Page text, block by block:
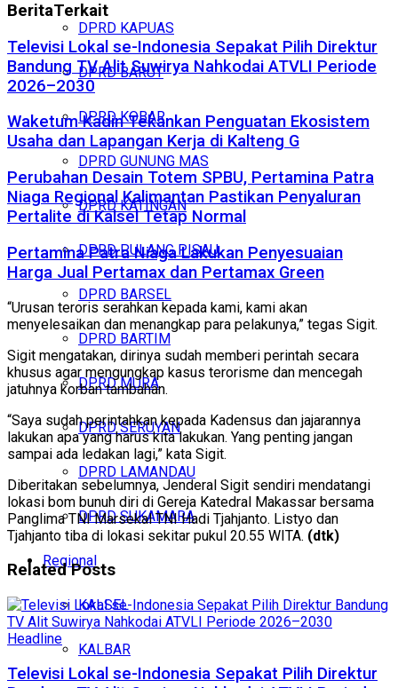
DPRD KAPUAS
DPRD BARUT
DPRD KOBAR
DPRD GUNUNG MAS
DPRD KATINGAN
DPRD PULANG PISAU
DPRD BARSEL
DPRD BARTIM
DPRD MURA
DPRD SERUYAN
DPRD LAMANDAU
DPRD SUKAMARA
Regional
KALSEL
KALBAR
BeritaTerkait
Televisi Lokal se-Indonesia Sepakat Pilih Direktur
Bandung TV Alit Suwirya Nahkodai ATVLI Periode
2026–2030
Waketum Kadin Tekankan Penguatan Ekosistem
Usaha dan Lapangan Kerja di Kalteng G
Perubahan Desain Totem SPBU, Pertamina Patra
Niaga Regional Kalimantan Pastikan Penyaluran
Pertalite di Kalsel Tetap Normal
Pertamina Patra Niaga Lakukan Penyesuaian
Harga Jual Pertamax dan Pertamax Green
“Urusan teroris serahkan kepada kami, kami akan
menyelesaikan dan menangkap para pelakunya,” tegas Sigit.
Sigit mengatakan, dirinya sudah memberi perintah secara
khusus agar mengungkap kasus terorisme dan mencegah
jatuhnya korban tambahan.
“Saya sudah perintahkan kepada Kadensus dan jajarannya
lakukan apa yang harus kita lakukan. Yang penting jangan
sampai ada ledakan lagi,” kata Sigit.
Diberitakan sebelumnya, Jenderal Sigit sendiri mendatangi
lokasi bom bunuh diri di Gereja Katedral Makassar bersama
Panglima TNI Marsekal TNI Hadi Tjahjanto. Listyo dan
Tjahjanto tiba di lokasi sekitar pukul 20.55 WITA. (dtk)
RelatedPosts
Headline
Televisi Lokal se-Indonesia Sepakat Pilih Direktur